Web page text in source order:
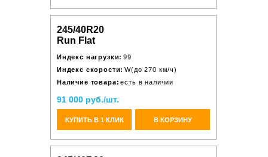
245/40R20
Run Flat
Индекс нагрузки: 99
Индекс скорости: W(до 270 км/ч)
Наличие товара: есть в наличии
91 000 руб./шт.
КУПИТЬ В 1 КЛИК В КОРЗИНУ